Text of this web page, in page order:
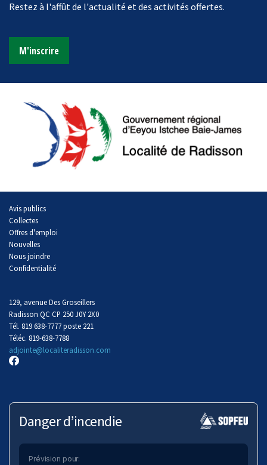
Restez à l'affût de l'actualité et des activités offertes.
M'inscrire
Avis publics
Collectes
Offres d'emploi
Nouvelles
Nous joindre
Confidentialité
129, avenue Des Groseillers
Radisson QC CP 250 J0Y 2X0
Tél. 819 638-7777 poste 221
Téléc. 819-638-7788
adjointe@localiteradisson.com
Danger d’incendie
Prévision pour: